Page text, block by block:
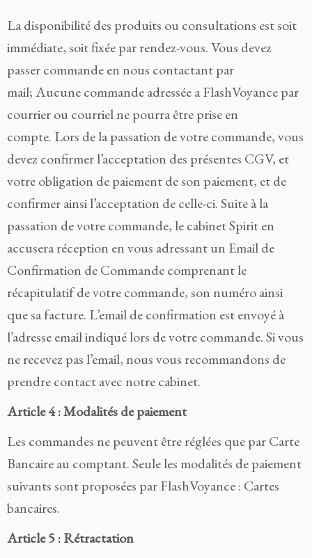
La disponibilité des produits ou consultations est soit
immédiate, soit fixée par rendez-vous. Vous devez
passer commande en nous contactant par
mail; Aucune commande adressée a FlashVoyance par
courrier ou courriel ne pourra être prise en
compte. Lors de la passation de votre commande, vous
devez confirmer l’acceptation des présentes CGV, et
votre obligation de paiement de son paiement, et de
confirmer ainsi l’acceptation de celle-ci. Suite à la
passation de votre commande, le cabinet Spirit en
accusera réception en vous adressant un Email de
Confirmation de Commande comprenant le
récapitulatif de votre commande, son numéro ainsi
que sa facture. L’email de confirmation est envoyé à
l’adresse email indiqué lors de votre commande. Si vous
ne recevez pas l’email, nous vous recommandons de
prendre contact avec notre cabinet.
Article 4 : Modalités de paiement
Les commandes ne peuvent être réglées que par Carte
Bancaire au comptant. Seule les modalités de paiement
suivants sont proposées par FlashVoyance : Cartes
bancaires.
Article 5 : Rétractation